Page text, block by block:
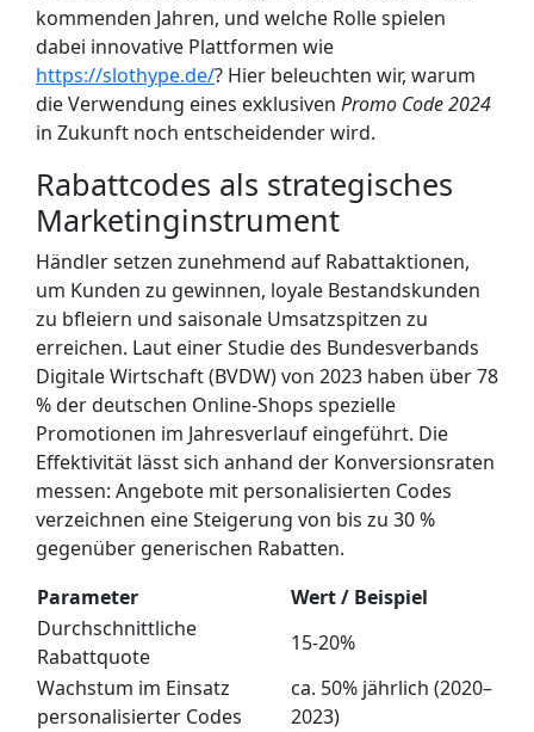
kommenden Jahren, und welche Rolle spielen
dabei innovative Plattformen wie
https://slothype.de/? Hier beleuchten wir, warum
die Verwendung eines exklusiven Promo Code 2024
in Zukunft noch entscheidender wird.
Rabattcodes als strategisches
Marketinginstrument
Händler setzen zunehmend auf Rabattaktionen,
um Kunden zu gewinnen, loyale Bestandskunden
zu bﬂeiern und saisonale Umsatzspitzen zu
erreichen. Laut einer Studie des Bundesverbands
Digitale Wirtschaft (BVDW) von 2023 haben über 78
% der deutschen Online-Shops spezielle
Promotionen im Jahresverlauf eingeführt. Die
Effektivität lässt sich anhand der Konversionsraten
messen: Angebote mit personalisierten Codes
verzeichnen eine Steigerung von bis zu 30 %
gegenüber generischen Rabatten.
Parameter
Wert / Beispiel
Durchschnittliche
Rabattquote
15-20%
Wachstum im Einsatz
personalisierter Codes
ca. 50% jährlich (2020–
2023)